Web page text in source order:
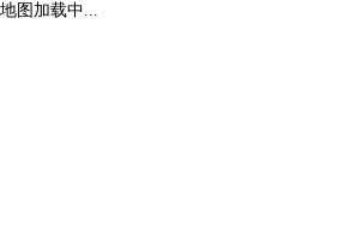
地图加载中...